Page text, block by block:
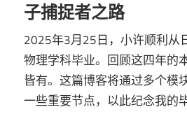
子捕捉者之路
2025年3月25日，小许顺利从
物理学科毕业。回顾这四年的
皆有。这篇博客将通过多个模
一些重要节点，以此纪念我的